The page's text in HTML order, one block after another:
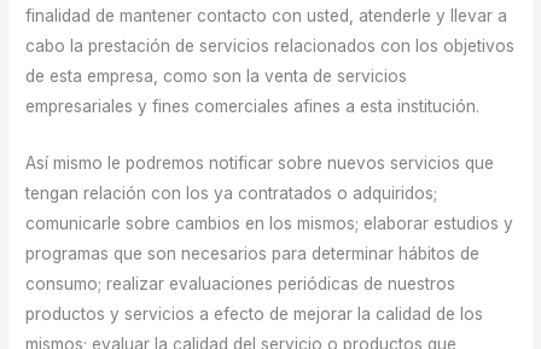
finalidad de mantener contacto con usted, atenderle y llevar a
cabo la prestación de servicios relacionados con los objetivos
de esta empresa, como son la venta de servicios
empresariales y fines comerciales afines a esta institución.
Así mismo le podremos notificar sobre nuevos servicios que
tengan relación con los ya contratados o adquiridos;
comunicarle sobre cambios en los mismos; elaborar estudios y
programas que son necesarios para determinar hábitos de
consumo; realizar evaluaciones periódicas de nuestros
productos y servicios a efecto de mejorar la calidad de los
mismos; evaluar la calidad del servicio o productos que